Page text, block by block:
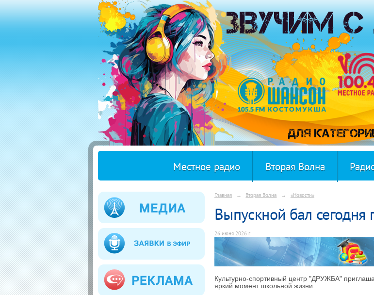
Местное радио Вторая Волна
Главная → Вторая Волна → «Новости»
Выпускной бал
26 июня 2026 г.
Культурно-спортивный центр "ДРУЖБА"
яркий момент школьной жизни.